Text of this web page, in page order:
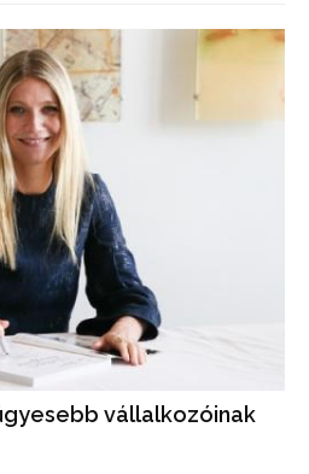
vállalkozóinak